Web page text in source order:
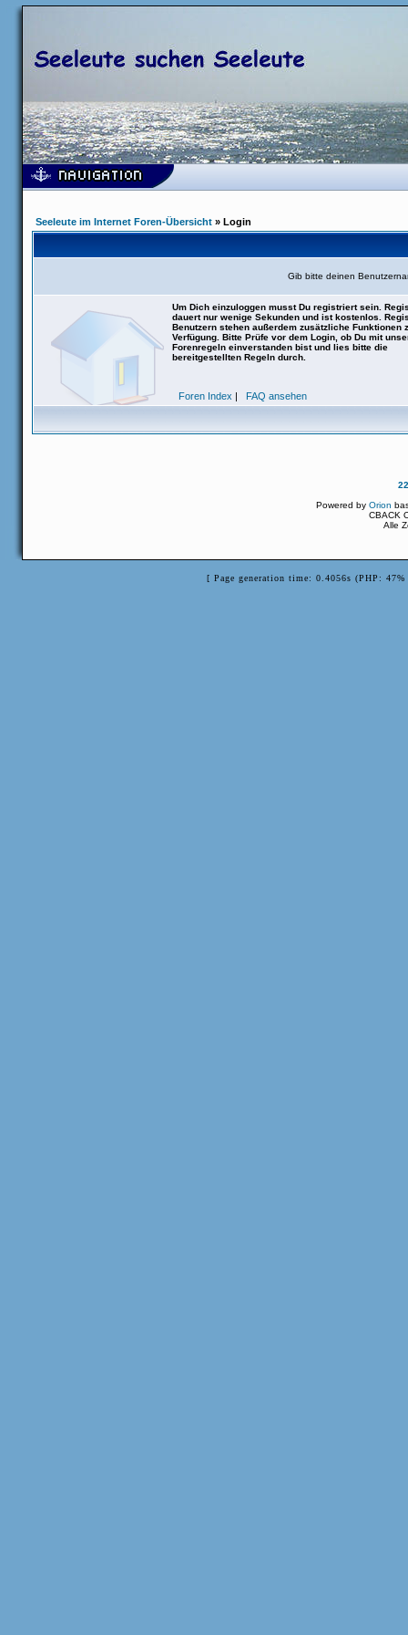
Seeleute im Internet Foren-Übersicht » Login
Gib bitte deinen
Um Dich einzuloggen musst Du registriert sein.
dauert nur wenige Sekunden und ist kostenlos.
Benutzern stehen außerdem zusätzliche Funktionen
Verfügung. Bitte Prüfe vor dem Login, ob Du mit
Forenregeln einverstanden bist und lies bitte die
bereitgestellten Regeln durch.
Foren Index | FAQ ansehen
Powered byOrion
CBACK
Alle
[ Page generation time: 0.4056s (PHP: